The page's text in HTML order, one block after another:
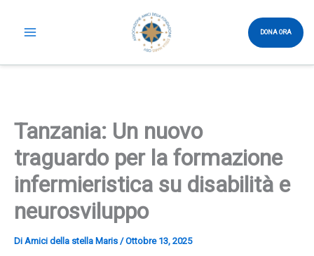
DONA ORA
Tanzania: Un nuovo
traguardo per la formazione
infermieristica su disabilità e
neurosviluppo
Di Amici della stella Maris /Ottobre 13, 2025